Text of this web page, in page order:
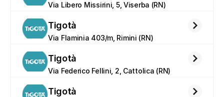
Via Libero Missirini, 5, Viserba (RN)
Tigotà
Via Flaminia 403/m, Rimini (RN)
Tigotà
Via Federico Fellini, 2, Cattolica (RN)
Tigotà